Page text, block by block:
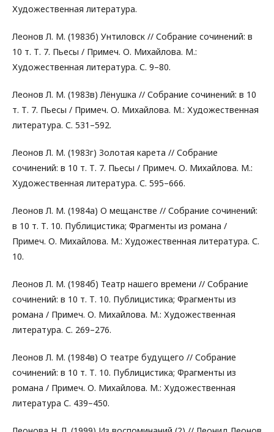
Художественная литература.
Леонов Л. М. (1983б) Унтиловск // Собрание сочинений: в
10 т. Т. 7. Пьесы / Примеч. О. Михайлова. М.:
Художественная литература. С. 9–80.
Леонов Л. М. (1983в) Лёнушка // Собрание сочинений: в 10
т. Т. 7. Пьесы / Примеч. О. Михайлова. М.: Художественная
литература. С. 531–592.
Леонов Л. М. (1983г) Золотая карета // Собрание
сочинений: в 10 т. Т. 7. Пьесы / Примеч. О. Михайлова. М.:
Художественная литература. С. 595–666.
Леонов Л. М. (1984а) О мещанстве // Собрание сочинений:
в 10 т. Т. 10. Публицистика; Фрагменты из романа /
Примеч. О. Михайлова. М.: Художественная литература. С.
10.
Леонов Л. М. (1984б) Театр нашего времени // Собрание
сочинений: в 10 т. Т. 10. Публицистика; Фрагменты из
романа / Примеч. О. Михайлова. М.: Художественная
литература. С. 269–276.
Леонов Л. М. (1984в) О театре будущего // Собрание
сочинений: в 10 т. Т. 10. Публицистика; Фрагменты из
романа / Примеч. О. Михайлова. М.: Художественная
литература С. 439–450.